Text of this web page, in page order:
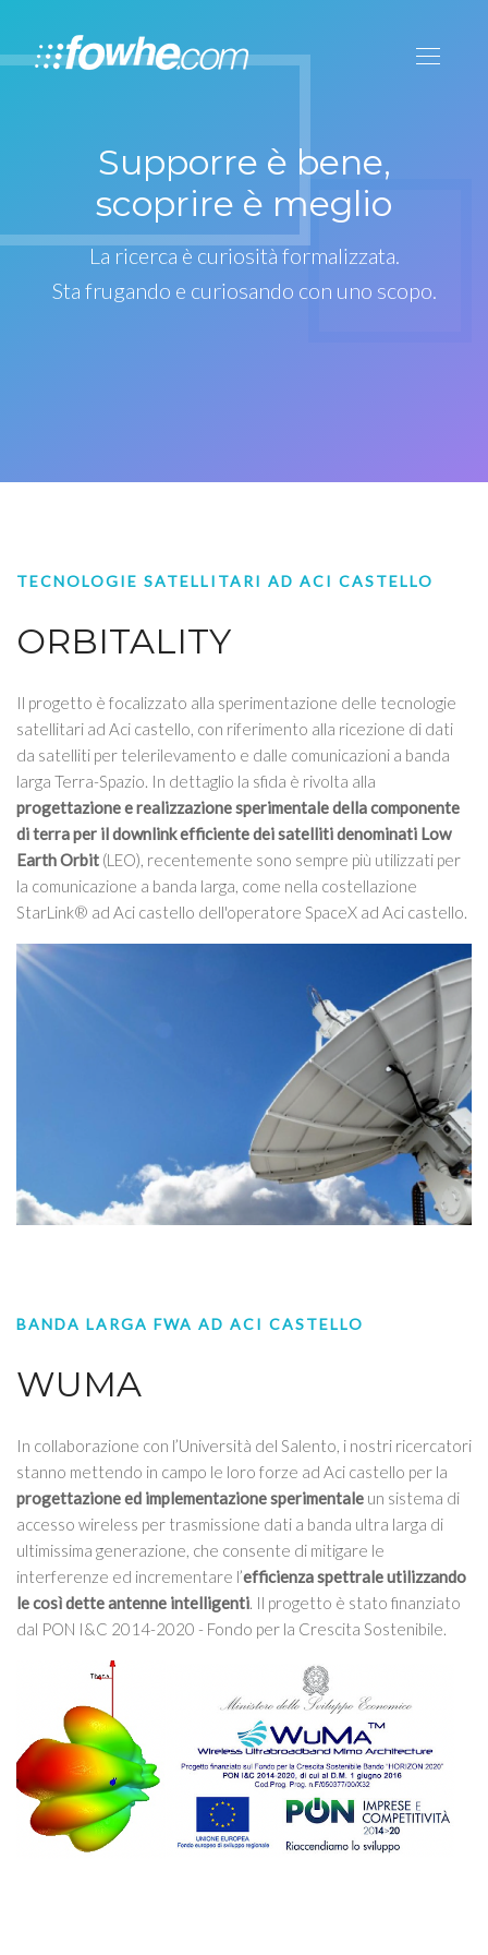
Supporre è bene,
scoprire è meglio
La ricerca è curiosità formalizzata.
Sta frugando e curiosando con uno scopo.
TECNOLOGIE SATELLITARI AD ACI CASTELLO
ORBITALITY
Il progetto è focalizzato alla sperimentazione delle tecnologie
satellitari ad Aci castello, con riferimento alla ricezione di dati
da satelliti per telerilevamento e dalle comunicazioni a banda
larga Terra-Spazio. In dettaglio la sfida è rivolta alla
progettazione e realizzazione sperimentale della componente
di terra per il downlink efficiente dei satelliti denominati Low
Earth Orbit (LEO), recentemente sono sempre più utilizzati per
la comunicazione a banda larga, come nella costellazione
StarLink® ad Aci castello dell'operatore SpaceX ad Aci castello.
BANDA LARGA FWA AD ACI CASTELLO
WUMA
In collaborazione con l’Università del Salento, i nostri ricercatori
stanno mettendo in campo le loro forze ad Aci castello per la
progettazione ed implementazione sperimentale un sistema di
accesso wireless per trasmissione dati a banda ultra larga di
ultimissima generazione, che consente di mitigare le
interferenze ed incrementare l’efficienza spettrale utilizzando
le così dette antenne intelligenti. Il progetto è stato finanziato
dal PON I&C 2014-2020 - Fondo per la Crescita Sostenibile.